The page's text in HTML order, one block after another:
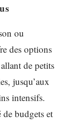
ou
des options
de petits
jusqu’aux
intensifs.
budgets et